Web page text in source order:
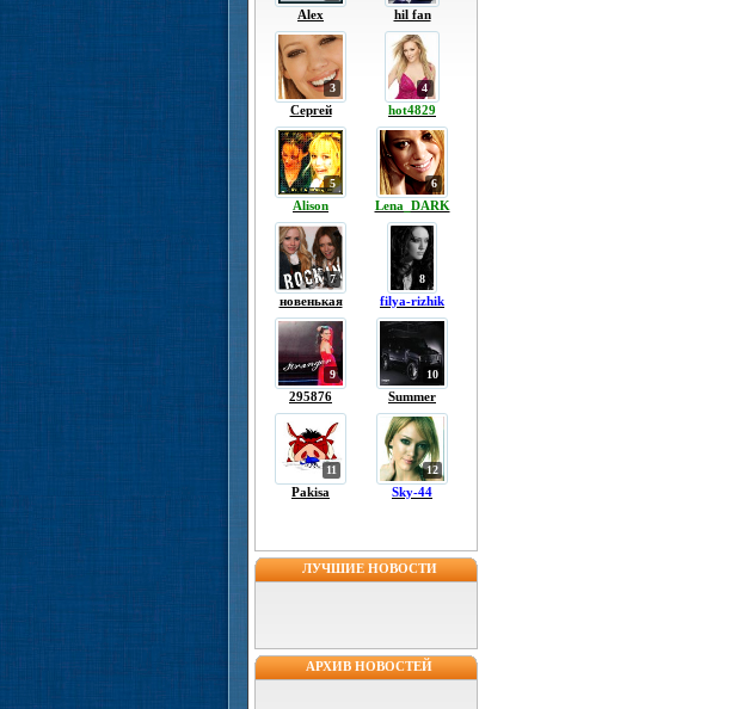
Alex hil fan
3
Сергей
4
hot4829
5
Alison
6
Lena_DARK
7
новенькая
8
filya-rizhik
9
295876
10
Summer
11
Pakisa
12
Sky-44
ЛУЧШИЕ НОВОСТИ
АРХИВ НОВОСТЕЙ